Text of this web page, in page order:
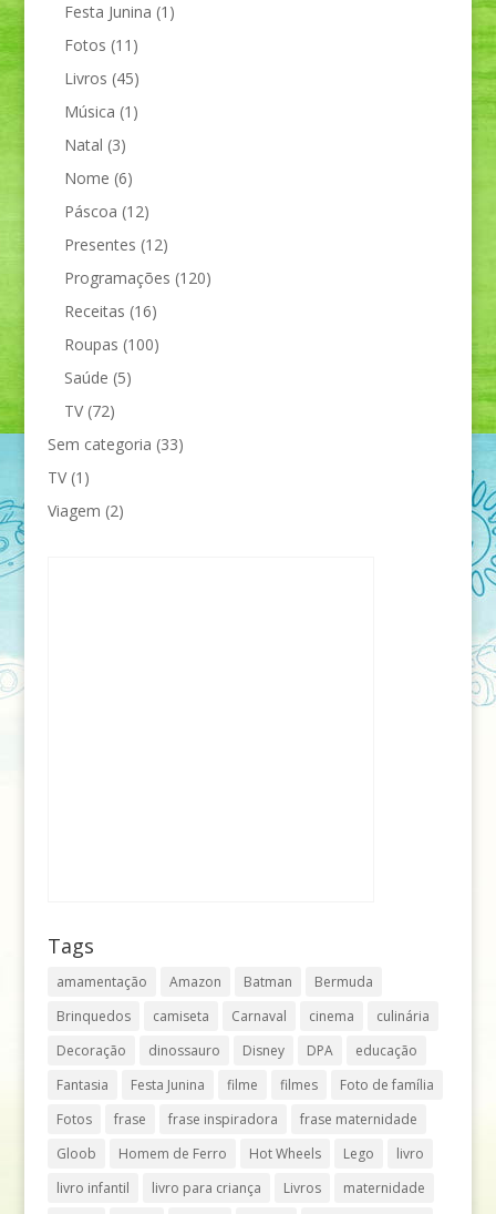
Festa Junina (1)
Fotos (11)
Livros (45)
Música (1)
Natal (3)
Nome (6)
Páscoa (12)
Presentes (12)
Programações (120)
Receitas (16)
Roupas (100)
Saúde (5)
TV(72)
Sem categoria (33)
TV(1)
Viagem (2)
Tags
amamentação Amazon Batman
Bermuda
Brinquedos
camiseta Carnaval cinema
culinária
Decoração
dinossauro Disney DPA
educação
Fantasia
Festa Junina filme filmes
Foto de família
Fotos
frase frase inspiradora
frase maternidade
Gloob
Homem de Ferro Hot Wheels Lego
livro
livro infantil
livro para criança Livros
maternidade